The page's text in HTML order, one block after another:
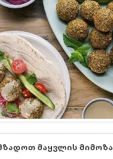
მაყვლის მიმოზა